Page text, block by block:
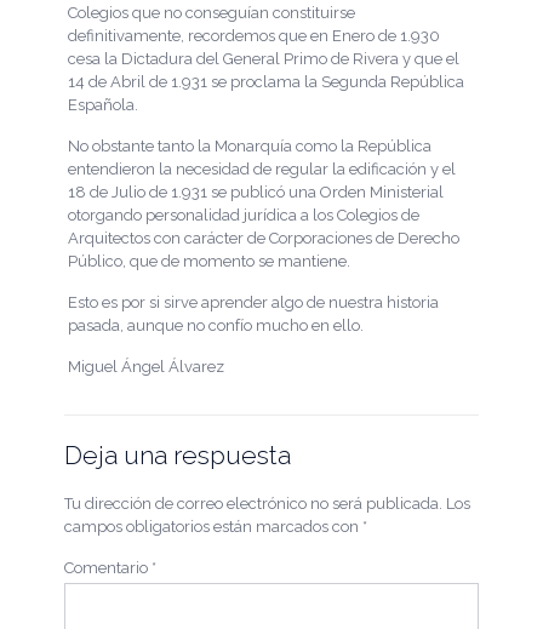
Colegios que no conseguían constituirse
definitivamente, recordemos que en Enero de 1.930
cesa la Dictadura del General Primo de Rivera y que el
14 de Abril de 1.931 se proclama la Segunda República
Española.
No obstante tanto la Monarquía como la República
entendieron la necesidad de regular la edificación y el
18 de Julio de 1.931 se publicó una Orden Ministerial
otorgando personalidad jurídica a los Colegios de
Arquitectos con carácter de Corporaciones de Derecho
Público, que de momento se mantiene.
Esto es por si sirve aprender algo de nuestra historia
pasada, aunque no confío mucho en ello.
Miguel Ángel Álvarez
Deja una respuesta
Tu dirección de correo electrónico no será publicada. Los
campos obligatorios están marcados con *
Comentario *